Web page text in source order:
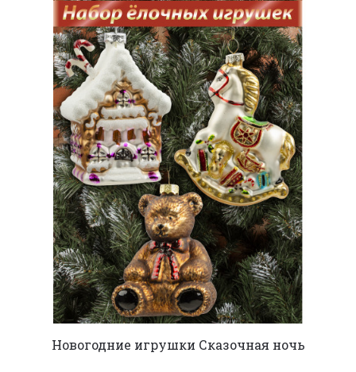
Новогодние игрушки Сказочная ночь